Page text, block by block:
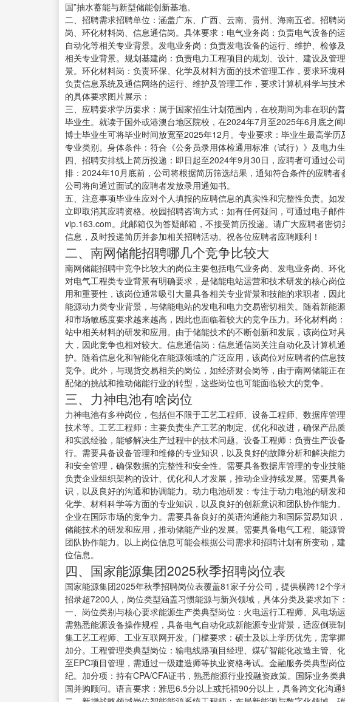
国”抽水蓄能与新型储能创新基地。
二、招聘需求招聘单位：涵盖广东、广西、云南、贵州、海南五省。招聘
岗、环化材料岗、信息通信岗。具体要求：电气业务岗：负责电气设备的
自动化等相关专业背景。发电业务岗：负责发电设备的运行、维护、检修
相关专业背景。规划基建岗：负责电力工程项目的规划、设计、建设及管
景。环化材料岗：负责环保、化学及材料方面的技术管理工作，要求环境
负责信息系统及通信网络的运行、维护及管理工作，要求计算机科学与技
的具体要求图片展示：
三、应聘要求学历要求：属于国家招生计划范围内，在校期间为非在职的
毕业生。就读于国外或港澳台地区院校，在2024年7月至2025年6月底之
博士毕业生可将毕业时间放宽至2025年12月。专业要求：毕业生最高学
专业类别。身体条件：符合《公务员录用体检通用标准（试行）》及电力
四、招聘安排线上简历投递：即日起至2024年9月30日，应聘者可通过公
排：2024年10月底前，公司将根据简历筛选结果，通知符合条件的应聘者
公司将向通过面试的应聘者发放录用通知书。
五、注意事项毕业生应对个人填报的应聘信息的真实性和完整性负责。如
立即取消其应聘资格。校园招聘咨询方式：如有任何疑问，可通过电子邮
vip.163.com。此邮箱仅为答疑邮箱，不接受简历投递。请广大应聘者密
信息，及时投递简历并参加相关招聘活动。祝各位应聘者应聘顺利！
二、南网储能招聘哪几个竞争比较大
南网储能招聘中竞争比较大的岗位主要包括电气业务岗、发电业务岗、环
对电气工程类专业背景有明确要求，是储能电站运营和技术研发的核心岗
用和重要性，该岗位通常吸引大量具备相关专业背景和技能的求职者，因
能源动力类专业背景，与储能电站的发电和电力交易密切相关。随着新能
和市场敏感度要求越来越高，因此也面临着较大的竞争压力。环化材料岗
站中相关材料的研发和应用。由于储能技术的不断创新和发展，该岗位对
大，因此竞争也相对较大。信息通信岗：信息通信岗关注自动化及计算机
护。随着信息化和智能化在能源领域的广泛应用，该岗位对应聘者的信息
竞争。此外，与现货交易相关的岗位，如经济财会岗等，由于南网储能正
配储的挑战和推动储能行业的转型，这些岗位也可能面临较大的竞争。
三、力神电池有啥岗位
力神电池有多种岗位，包括但不限于工艺工程师、设备工程师、数据库管
技术等。工艺工程师：主要负责生产工艺的制定、优化和改进，确保产品
和实践经验，能够解决生产过程中的技术问题。设备工程师：负责生产设
行。需要具备设备管理和维修的专业知识，以及良好的故障分析和解决能
和安全管理，确保数据的完整性和安全性。需要具备数据库管理的专业技
负责企业组织架构的设计、优化和人才发展，推动企业持续发展。需要具
识，以及良好的沟通和协调能力。动力电池研发：专注于动力电池的研发
化学、材料科学等方面的专业知识，以及良好的创新意识和团队协作能力
企业在国际市场的竞争力。需要具备良好的英语沟通能力和国际贸易知识
储能技术的研发和应用，推动储能产业的发展。需要具备电气工程、能源
团队协作能力。以上岗位信息可能会根据公司需求和招聘计划有所变动，
位信息。
四、国家能源集团2025秋季招聘岗位表
国家能源集团2025年秋季招聘岗位表覆盖81家子分公司，提供横跨12个
招录超7200人，岗位类型涵盖习惯能源与新兴领域，具体分类及要求如下：
一、岗位类别与核心要求能源生产类典型岗位：火电运行工程师、风电场
需熟悉能源设备操作规程，具备电气自动化或新能源专业背景，适应倒班
集工艺工程师、工业互联网开发。门槛要求：硕士及以上学历优先，需掌
加分。工程管理类典型岗位：输电线路项目经理、煤矿智能化改造主管、
至EPC项目管理，需通过一级建造师等执业资格考试。金融服务类典型岗
纪。加分项：持有CPA/CFA证书，熟悉能源行业投融资政策。国际业务类
国并购顾问。语言要求：雅思6.5分以上或托福90分以上，具备跨文化沟通